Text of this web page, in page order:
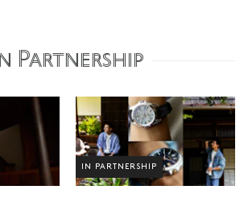
Partnership
IN PARTNERSHIP